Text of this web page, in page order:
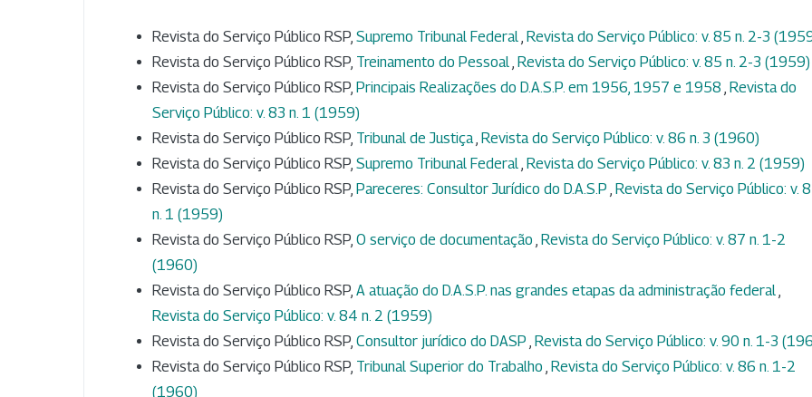
Revista do Serviço Público RSP, Supremo Tribunal Federal, Revista do Serviço Público: v. 85 n. 2-3
Revista do Serviço Público RSP, Treinamento do Pessoal, Revista do Serviço Público: v. 85 n. 2-3 (1959)
Revista do Serviço Público RSP, Principais Realizações do D.A.S.P. em 1956, 1957 e 1958 , Revista do
Serviço Público: v. 83 n. 1 (1959)
Revista do Serviço Público RSP, Tribunal de Justiça, Revista do Serviço Público: v. 86 n. 3 (1960)
Revista do Serviço Público RSP, Supremo Tribunal Federal, Revista do Serviço Público: v. 83 n. 2 (1959)
Revista do Serviço Público RSP, Pareceres: Consultor Jurídico do D.A.S.P , Revista do Serviço Público: v.
n. 1 (1959)
Revista do Serviço Público RSP, O serviço de documentação , Revista do Serviço Público: v. 87 n. 1-2
(1960)
Revista do Serviço Público RSP, A atuação do D.A.S.P. nas grandes etapas da administração federal,
Revista do Serviço Público: v. 84 n. 2 (1959)
Revista do Serviço Público RSP, Consultor jurídico do DASP , Revista do Serviço Público: v. 90 n. 1-3
Revista do Serviço Público RSP, Tribunal Superior do Trabalho , Revista do Serviço Público: v. 86 n. 1-2
(1960)